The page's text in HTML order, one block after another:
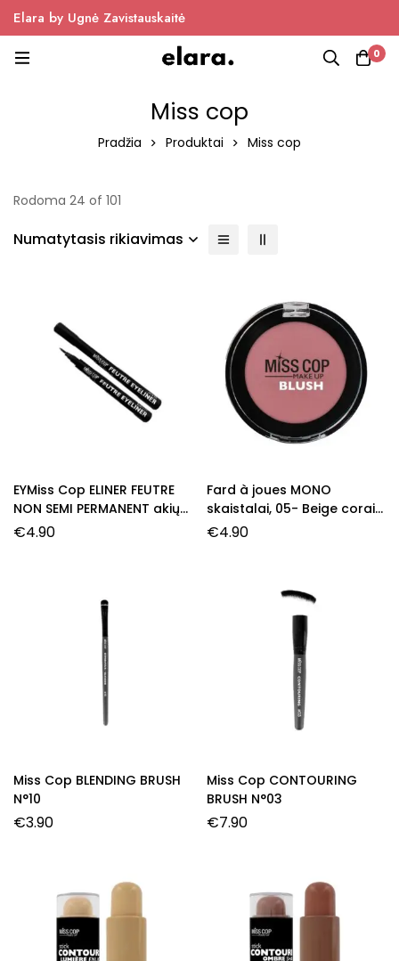
Elara by Ugnė Zavistauskaitė
0
Miss cop
Pradžia Produktai Miss cop
Rodoma 24 of 101
Numatytasis rikiavimas
EYMiss Cop ELINER FEUTRE
NON SEMI PERMANENT akių
pravedimas žymeklis, 01-
€4.90
Fard à joues MONO
skaistalai, 05- Beige corail,
3,2 g.
€4.90
Miss Cop BLENDING BRUSH
N°10
€3.90
Miss Cop CONTOURING
BRUSH N°03
€7.90